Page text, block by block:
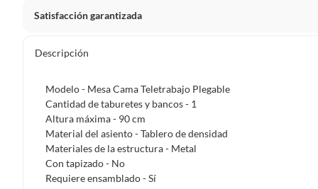
Satisfacción garantizada
Debe estar en perfecto estado, con todas sus etiquetas,
Productos que, por su naturaleza, no puedan ser devueltos,
Confeccionados a la medida.
De uso personal.
En sodimac.cl te damos
etiquetas y sin uso, tal como te lo entregamos.
Descripción
Modelo - Mesa Cama Teletrabajo Plegable
Cantidad de taburetes y bancos - 1
Altura máxima - 90 cm
Material del asiento - Tablero de densidad
Materiales de la estructura - Metal
Con tapizado - No
Requiere ensamblado - Sí